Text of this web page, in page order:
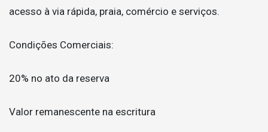
acesso à via rápida, praia, comércio e serviços.
Condições Comerciais:
20% no ato da reserva
Valor remanescente na escritura